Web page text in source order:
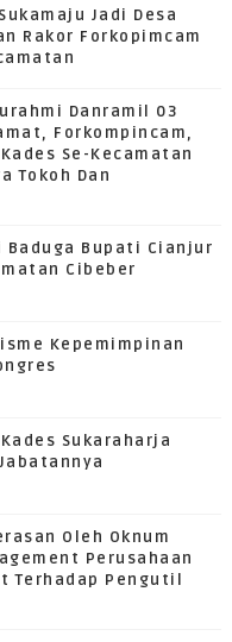
Jadi Desa
Rakor Forkopimcam
Danramil 03
Forkompincam,
Se-Kecamatan
Tokoh Dan
Baduga Bupati Cianjur
Cibeber
Kepemimpinan
Sukaraharja
Oleh Oknum
Perusahaan
Terhadap Pengutil